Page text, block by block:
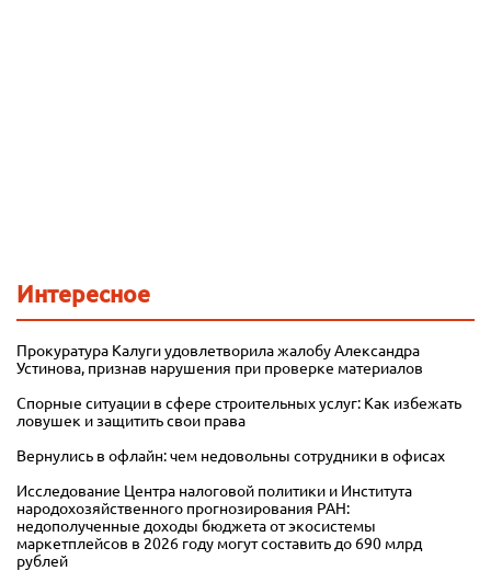
Интересное
Прокуратура Калуги удовлетворила жалобу Александра
Устинова, признав нарушения при проверке материалов
Спорные ситуации в сфере строительных услуг: Как избежать
ловушек и защитить свои права
Вернулись в офлайн: чем недовольны сотрудники в офисах
Исследование Центра налоговой политики и Института
народохозяйственного прогнозирования РАН:
недополученные доходы бюджета от экосистемы
маркетплейсов в 2026 году могут составить до 690 млрд
рублей